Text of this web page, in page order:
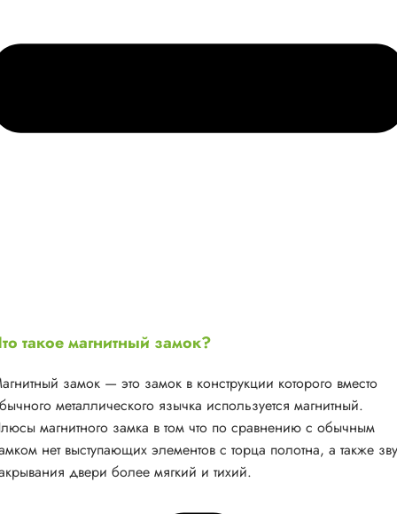
такое магнитный замок?
замок — это замок в конструкции которого вместо
металлического язычка используется магнитный.
магнитного замка в том что по сравнению с обычным
нет выступающих элементов с торца полотна, а также
двери более мягкий и тихий.